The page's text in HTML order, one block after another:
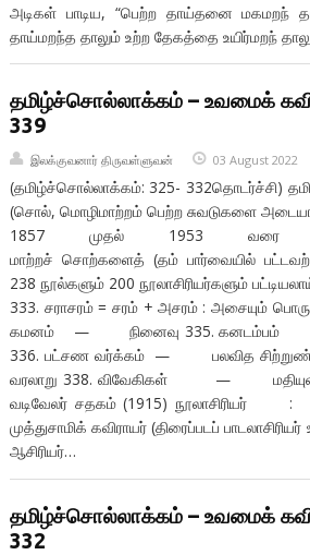
அடிகள் பாடிய, “பெற்ற தாய்தனை மகமறந்
தாய்மறந்த தாலும் உற்ற தேகத்தை உயிர்மறந்
தமிழ்ச்சொல்லாக்கம் – உவமைக்
339
இலக்குவனார் திருவள்ளுவன் 03 August 2022
(தமிழ்ச்சொல்லாக்கம்: 325- 332தொடர்ச்சி)
(சொல், மொழிமாற்றம் பெற்ற சுவடுகளை
1857 முதல் 1953 வரை
மாற்றச் சொற்களைத் (தம் பார்வையில்
238 நூல்களும் 200 நூலாசிரியர்களும்
333. சராசரம் = சரம் + அசரம் : அசையும்
கமனம் — நினைவு 335.
336. பட்சண வர்க்கம் — பலவித
வரலாறு 338. விவேகிகள் —
வடிவேலர் சதகம் (1915)
முத்துசாமிக் கவிராயர் (திரைப்படப்
ஆசிரியர்…
தமிழ்ச்சொல்லாக்கம் – உவமைக்
332